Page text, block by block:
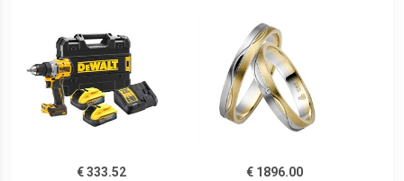
€ 333.52
€ 1896.00